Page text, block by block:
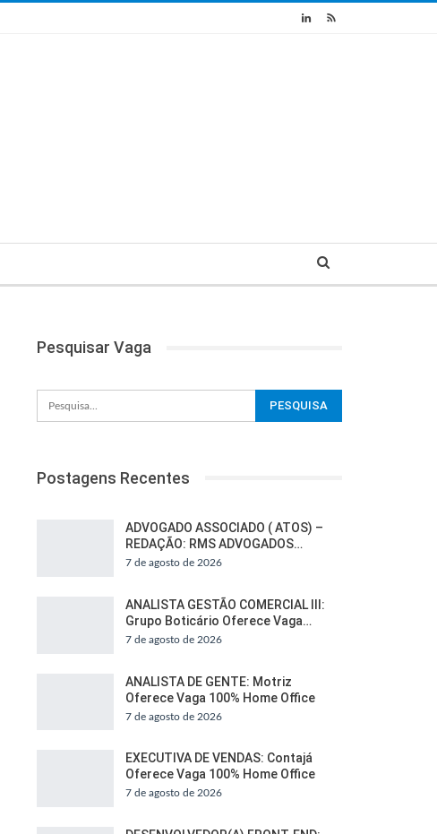
Pesquisar Vaga
Postagens Recentes
ADVOGADO ASSOCIADO ( ATOS) –
REDAÇÃO: RMS ADVOGADOS…
7 de agosto de 2026
ANALISTA GESTÃO COMERCIAL III:
Grupo Boticário Oferece Vaga…
7 de agosto de 2026
ANALISTA DE GENTE: Motriz
Oferece Vaga 100% Home Office
7 de agosto de 2026
EXECUTIVA DE VENDAS: Contajá
Oferece Vaga 100% Home Office
7 de agosto de 2026